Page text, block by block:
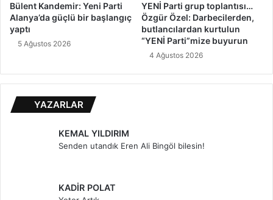
Bülent Kandemir: Yeni Parti
Alanya’da güçlü bir başlangıç
yaptı
5 Ağustos 2026
YENİ Parti grup toplantısı…
Özgür Özel: Darbecilerden,
butlancılardan kurtulun
“YENİ Parti”mize buyurun
4 Ağustos 2026
YAZARLAR
KEMAL YILDIRIM
Senden utandık Eren Ali Bingöl bilesin!
KADİR POLAT